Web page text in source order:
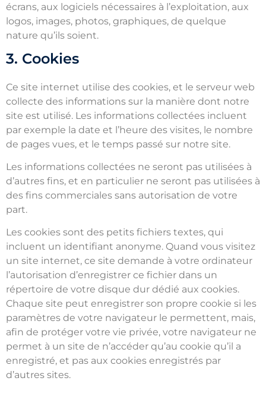
écrans, aux logiciels nécessaires à l’exploitation, aux
logos, images, photos, graphiques, de quelque
nature qu’ils soient.
3. Cookies
Ce site internet utilise des cookies, et le serveur web
collecte des informations sur la manière dont notre
site est utilisé. Les informations collectées incluent
par exemple la date et l’heure des visites, le nombre
de pages vues, et le temps passé sur notre site.
Les informations collectées ne seront pas utilisées à
d’autres fins, et en particulier ne seront pas utilisées à
des fins commerciales sans autorisation de votre
part.
Les cookies sont des petits fichiers textes, qui
incluent un identifiant anonyme. Quand vous visitez
un site internet, ce site demande à votre ordinateur
l’autorisation d’enregistrer ce fichier dans un
répertoire de votre disque dur dédié aux cookies.
Chaque site peut enregistrer son propre cookie si les
paramètres de votre navigateur le permettent, mais,
afin de protéger votre vie privée, votre navigateur ne
permet à un site de n’accéder qu’au cookie qu’il a
enregistré, et pas aux cookies enregistrés par
d’autres sites.